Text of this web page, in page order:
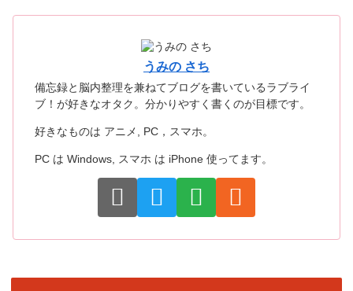
うみの さち
備忘録と脳内整理を兼ねてブログを書いているラブライ
ブ！が好きなオタク。分かりやすく書くのが目標です。
好きなものは アニメ, PC，スマホ。
PC は Windows, スマホ は iPhone 使ってます。